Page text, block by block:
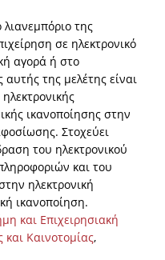
της
σε ηλεκτρονικό
αγορά ή στο
της μελέτης είναι
ικανοποίησης στην
Στοχεύει
του ηλεκτρονικού
και του
ηλεκτρονική
ικανοποίηση.
και Επιχειρησιακή
και Καινοτομίας,